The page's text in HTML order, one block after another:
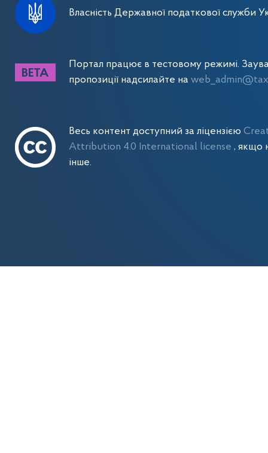
Власність Державної податкової служби
Портал працює в тестовому режимі.
пропозиції надсилайте на
Весь контент доступний за ліцензією
Attribution 4.0 International license , якщо
інше.